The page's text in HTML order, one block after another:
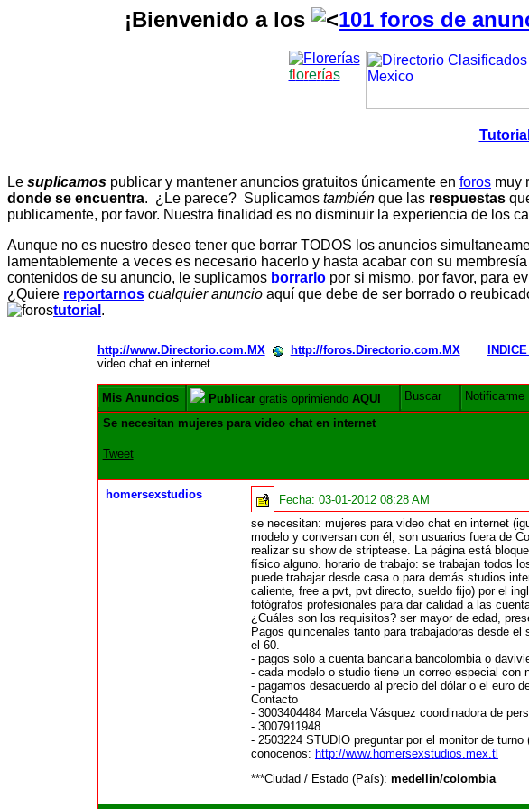
¡Bienvenido a los 101 foros de
florerías
Le suplicamos publicar y mantener anuncios gratuitos únicamente en foros muy
donde se encuentra. ¿Le parece? Suplicamos también que las respuestas
publicamente, por favor. Nuestra finalidad es no disminuir la experiencia de los
Aunque no es nuestro deseo tener que borrar TODOS los anuncios
lamentablemente a veces es necesario hacerlo y hasta acabar con su
contenidos de su anuncio, le suplicamos borrarlo por si mismo, por favor, para
¿Quiere reportarnos cualquier anuncio aquí que debe de ser borrado o
tutorial .
http://www.Directorio.com.MX http://foros.Directorio.com.MX
video chat en internet
Mis Anuncios Publicargratis oprimiendo AQUI Buscar Notificarme
Se necesitan mujeres para video chat en internet
Tweet
homersexstudios Fecha: 03-01-2012 08:28 AM
se necesitan: mujeres para video chat en internet
modelo y conversan con él, son usuarios fuera de
realizar su show de striptease. La página está
físico alguno. horario de trabajo: se trabajan todos
puede trabajar desde casa o para demás studios
caliente, free a pvt, pvt directo, sueldo fijo) por el
fotógrafos profesionales para dar calidad a las
¿Cuáles son los requisitos? ser mayor de edad,
Pagos quincenales tanto para trabajadoras desde
el 60.
- pagos solo a cuenta bancaria bancolombia o
- cada modelo o studio tiene un correo especial
- pagamos desacuerdo al precio del dólar o el euro
Contacto
- 3003404484 Marcela Vásquez coordinadora de
- 3007911948
- 2503224 STUDIO preguntar por el monitor de turno
conocenos: http://www.homersexstudios.mex.tl
***Ciudad / Estado (País): medellin/colombia